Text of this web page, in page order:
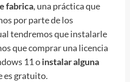
fabrica, una práctica que
por parte de los
tendremos que instalarle
que comprar una licencia
11 oinstalar alguna
es gratuito.